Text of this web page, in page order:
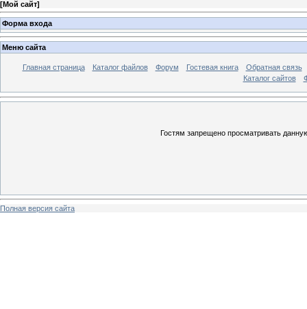
[Мой сайт]
Форма входа
Меню сайта
Главная страница Каталог файлов Форум Гостевая книга
Обратная связь
Каталог сайтов
Гостям запрещено просматривать
Полная версия сайта